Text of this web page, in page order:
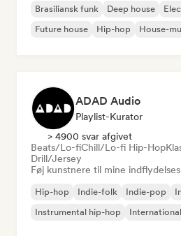
Brasiliansk funk Deep house
Future house
Hip-hop House-
ADAD Audio
Playlist-Kurator
> 4900 svar afgivet
Beats/Lo-fiChill/Lo-fi Hip-Hop
Drill/Jersey
Føj kunstnere til mine
Hip-hop Indie-folk Indie-pop
Instrumental hip-hop